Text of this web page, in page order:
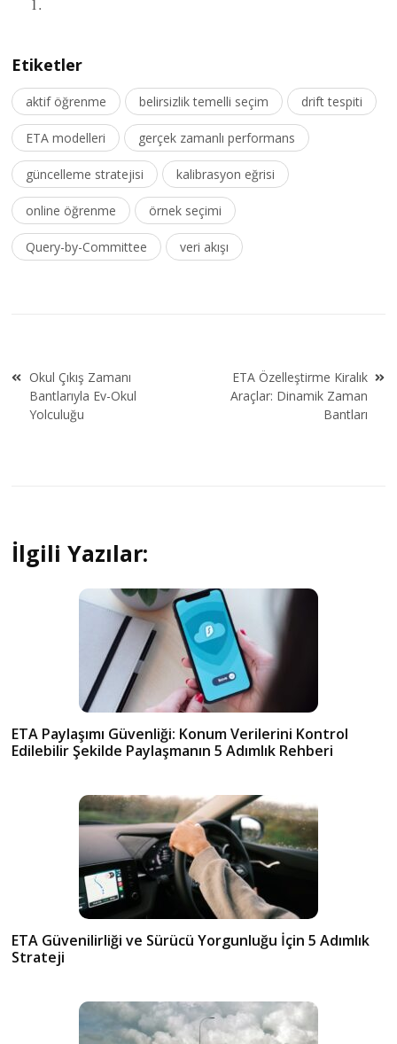
Etiketler
aktif öğrenme belirsizlik temelli seçim drift tespiti
ETA modelleri gerçek zamanlı performans
güncelleme stratejisi kalibrasyon eğrisi
online öğrenme örnek seçimi
Query-by-Committee veri akışı
Yazı
gezinmesi
Okul Çıkış Zamanı
Bantlarıyla Ev-Okul
Yolculuğu
ETA Özelleştirme Kiralık
Araçlar: Dinamik Zaman
Bantları
İlgili Yazılar:
ETA Paylaşımı Güvenliği: Konum Verilerini Kontrol
Edilebilir Şekilde Paylaşmanın 5 Adımlık Rehberi
ETA Güvenilirliği ve Sürücü Yorgunluğu İçin 5 Adımlık
Strateji